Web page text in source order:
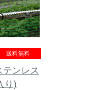
送料無料
ンレス
り)